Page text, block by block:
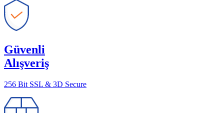
Güvenli
Alışveriş
256 Bit SSL & 3D Secure